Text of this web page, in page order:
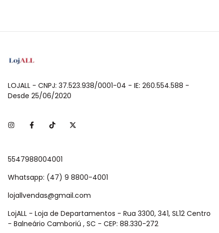
LOJALL - CNPJ: 37.523.938/0001-04 - IE: 260.554.588 -
Desde 25/06/2020
5547988004001
Whatsapp: (47) 9 8800-4001
lojallvendas@gmail.com
LojALL - Loja de Departamentos - Rua 3300, 341, SL12 Centro
- Balneário Camboriú , SC - CEP: 88.330-272